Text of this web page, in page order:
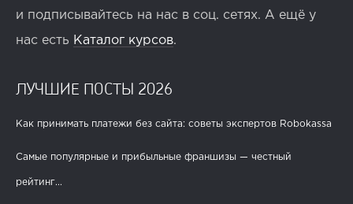
и подписывайтесь на нас в соц. сетях. А ещё у
нас есть Каталог курсов.
ЛУЧШИЕ ПОСТЫ 2026
Как принимать платежи без сайта: советы экспертов Robokassa
Самые популярные и прибыльные франшизы — честный
рейтинг...